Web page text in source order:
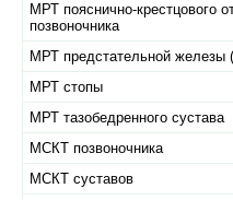
МРТ пояснично-крестцового
позвоночника
МРТ предстательной железы
МРТ стопы
МРТ тазобедренного сустава
МСКТ позвоночника
МСКТ суставов